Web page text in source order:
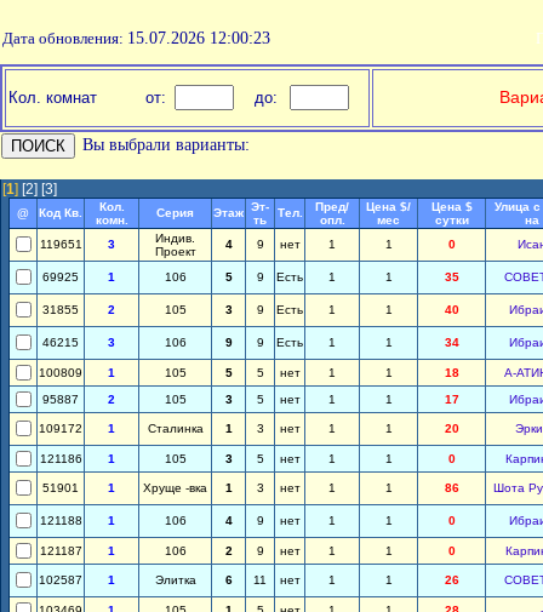
Дата обновления: 15.07.2026 12:00:23
Кол. комнат от: до:
Вы выбрали варианты:
[1] [2] [3]
@ Код Кв.
Кол.
комн.
Серия Этаж Эт-
ть
Тел.
Пред/
опл.
Цена $/
мес
Цена $
сутки
Улица
на
119651
3
Индив.
Проект
4 9 нет 1 1 0
69925 1 106 5 9 Есть 1 1 35
31855 2 105 3 9 Есть 1 1 40
46215 3 106 9 9 Есть 1 1 34
100809 1 105 5 5 нет 1 1 18
А-
95887
2 105 3 5 нет 1 1 17
109172 1 Сталинка 1 3 нет 1 1 20
121186 1 105 3 5 нет 1 1 0
51901 1 Хруще -вка 1 3 нет 1 1 86 Шота
121188 1 106 4 9 нет 1 1 0
121187 1 106 2 9 нет 1 1 0
102587 1 Элитка 6 11 нет 1 1 26